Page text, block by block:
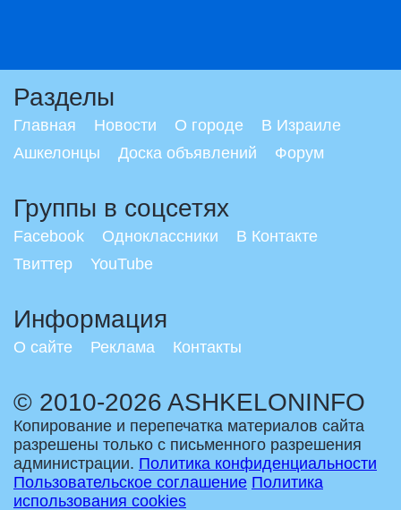
Разделы
Главная Новости О городе
В Израиле
Ашкелонцы
Доска объявлений Форум
Группы в соцсетях
Facebook Одноклассники
В Контакте
Твиттер
YouTube
Информация
О сайте Реклама Контакты
© 2010-2026 ASHKELONINFO
Копирование и перепечатка материалов сайта
разрешены только с письменного разрешения
администрации. Политика конфиденциальности
Пользовательское соглашение Политика
использования cookies